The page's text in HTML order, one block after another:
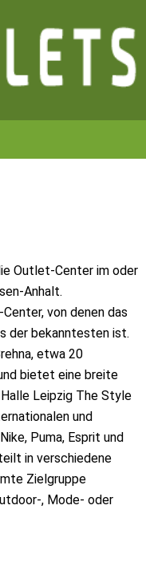
Outlet-Center im oder
Anhalt.
von denen das
der bekanntesten ist.
etwa 20
bietet eine breite
Leipzig The Style
und
Puma, Esprit und
in verschiedene
Zielgruppe
, Mode- oder